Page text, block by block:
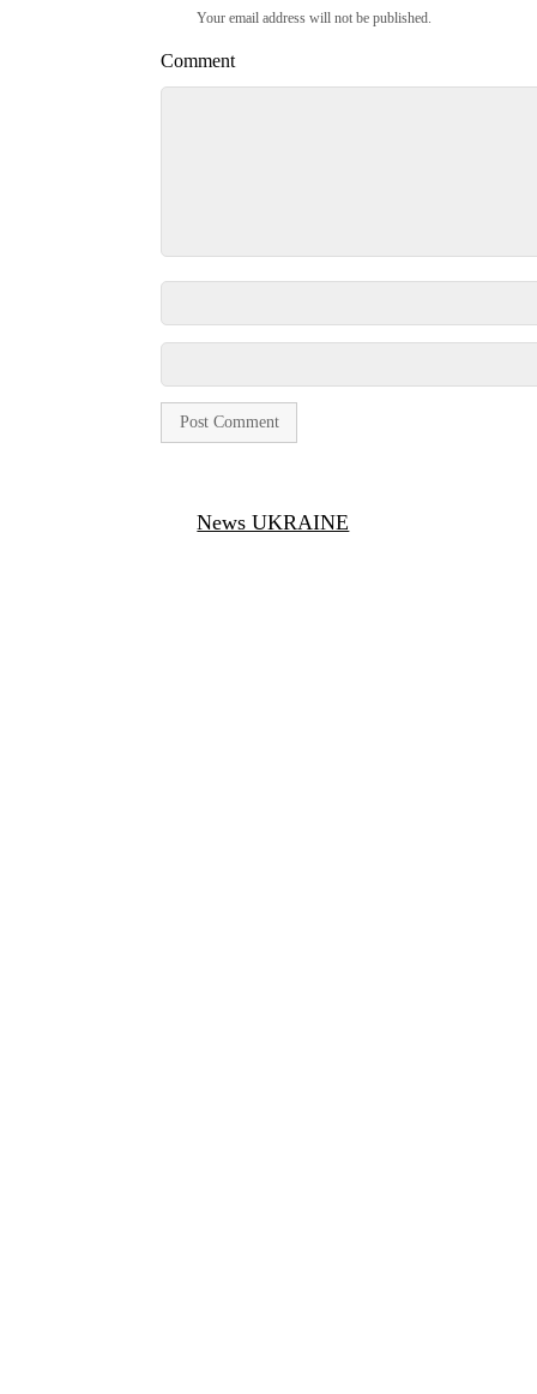
Your email address will not be published.
Comment
News UKRAINE